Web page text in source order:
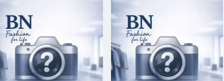
worden
op
productpagina